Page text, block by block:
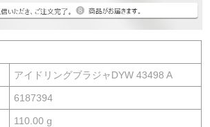
アイドリングブラジャDYW 43498 A
6187394
110.00 g